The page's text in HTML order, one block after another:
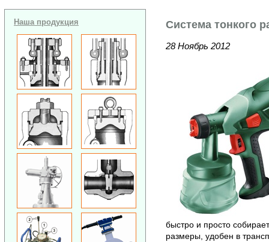
Наша продукция Система тонкого
28 Ноябрь 2012
быстро и просто
размеры, удобен в